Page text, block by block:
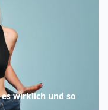
wirklich und so